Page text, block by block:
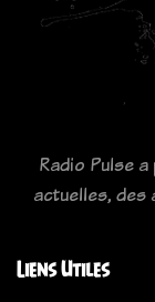
Radio Pulse
actuelles, des
Liens Utiles